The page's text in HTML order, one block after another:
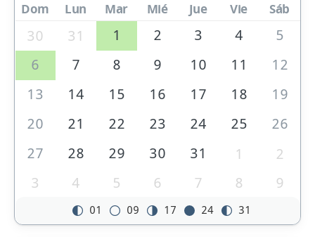
Dom Lun Mar Mié Jue Vie Sáb
30 31 1 2 3 4
5
6
7 8 9 10 11
12
13
14 15 16 17 18
19
20
21 22 23 24 25
26
27
28 29 30 31 1
2
3
4 5 6 7 8 9
01 09 17 24 31